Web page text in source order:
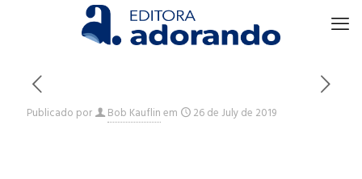
Publicado por Bob Kauflinem 26 de July de 2019